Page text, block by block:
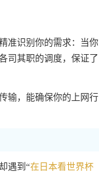
准识别你的需求：当你
司其职的调度，保证了
输，能确保你的上网行
遇到“在日本看世界杯